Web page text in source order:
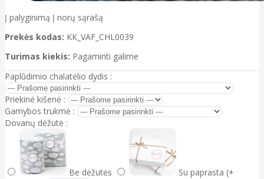
Į palyginimą Į norų sąrašą
Prekės kodas: KK_VAF_CHL0039
Turimas kiekis: Pagaminti galime
Paplūdimio chalatėlio dydis :
Priekinė kišenė :
Gamybos trukmė :
Dovanų dėžutė :
Be dėžutės Su paprasta (+